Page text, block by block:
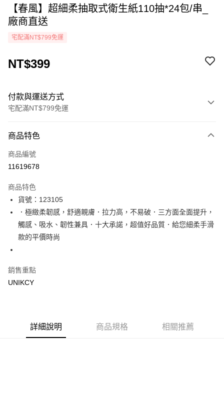
【春風】超細柔抽取式衛生紙110抽*24包/串_
廠商直送
宅配滿NT$799免運
NT$399
付款與運送方式
宅配滿NT$799免運
icash Pay
信用卡一次付款
Apple Pay
街口支付
悠遊付
Google Pay
商品特色
商品編號
11619678
商品特色
貨號：123105
．極緻柔韌感，舒適親膚．拉力高，不易破．三方面全面提升，
觸感、吸水、韌性兼具．十大承諾，超值好品質．給您細柔手滑
款的平價時尚
銷售重點
UNIKCY
詳細說明 商品規格 相關推薦